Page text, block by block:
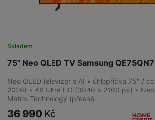
75" Neo QLED TV Samsung
Skladem
Neo QLED televizor s AI • úhlopříčka 75″ /
2026) • 4K Ultra HD (3840 × 2160 px) • Neo
Matrix Technology (přesné…
36 990 Kč